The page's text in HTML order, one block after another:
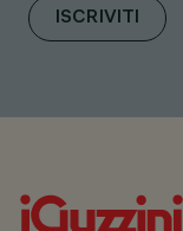
ISCRIVITI